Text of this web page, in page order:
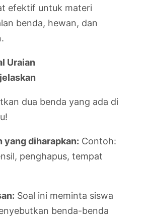
efektif untuk materi
benda, hewan, dan
Uraian
dua benda yang ada di
yang diharapkan: Contoh:
penghapus, tempat
Soal ini meminta siswa
benda-benda